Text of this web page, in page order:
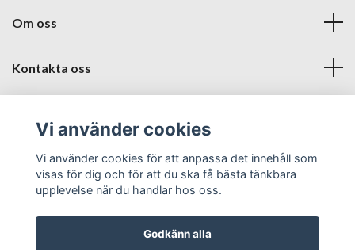
Om oss
Kontakta oss
Sociala medier
Vi använder cookies
Vi använder cookies för att anpassa det innehåll som
visas för dig och för att du ska få bästa tänkbara
upplevelse när du handlar hos oss.
Godkänn alla